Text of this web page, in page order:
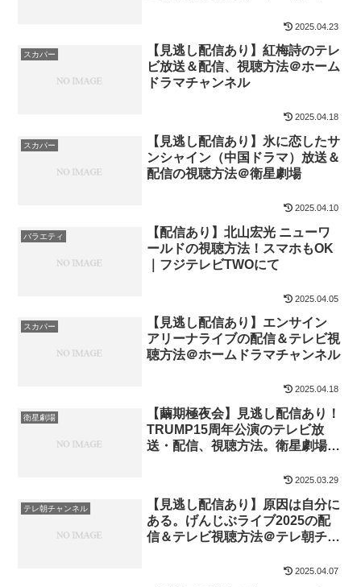
2025.04.23
スカパー
【見逃し配信あり】紅梅詩のテレ
ビ放送＆配信、視聴方法＠ホーム
ドラマチャンネル
2025.04.18
スカパー
【見逃し配信あり】氷に恋したサ
ンシャイン（中国ドラマ）放送＆
配信の視聴方法＠衛星劇場
2025.04.10
バラエティ
【配信あり】北山宏光 ニューワ
ールドの視聴方法！スマホもOK
｜フジテレビTWOにて
2025.04.05
スカパー
【見逃し配信あり】エンサイン
アリーナライブの配信＆テレビ視
聴方法＠ホームドラマチャンネル
2025.04.18
衛星劇場
【繭期極夜会】見逃し配信あり！
TRUMP15周年公演のテレビ放
送・配信、視聴方法。衛星劇場で
2025.03.29
テレ朝チャンネル
【見逃し配信あり】原因は自分に
ある。げんじぶライブ2025の配
信＆テレビ視聴方法＠テレ朝チャ
2025.04.07